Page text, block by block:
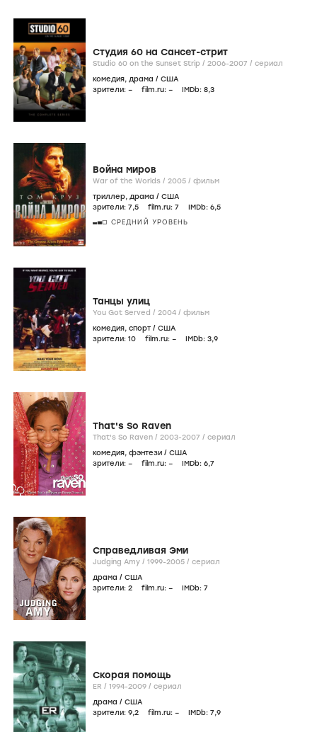
Студия 60 на Сансет-стрит
Studio 60 on the Sunset Strip / 2006-2007 / сериал
комедия, драма / США
зрители: – film.ru: – IMDb: 8,3
Война миров
War of the Worlds / 2005 / фильм
триллер, драма / США
зрители: 7,5 film.ru: 7 IMDb: 6,5
СРЕДНИЙ УРОВЕНЬ
Танцы улиц
You Got Served / 2004 / фильм
комедия, спорт / США
зрители: 10 film.ru: – IMDb: 3,9
That's So Raven
That's So Raven / 2003-2007 / сериал
комедия, фэнтези / США
зрители: – film.ru: – IMDb: 6,7
Справедливая Эми
Judging Amy / 1999-2005 / сериал
драма / США
зрители: 2 film.ru: – IMDb: 7
Скорая помощь
ER / 1994-2009 / сериал
драма / США
зрители: 9,2 film.ru: – IMDb: 7,9